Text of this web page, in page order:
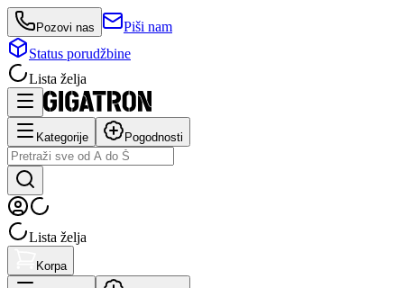
Pozovi nas
Piši nam
Status porudžbine
Lista želja
Kategorije Pogodnosti
Lista želja
Korpa